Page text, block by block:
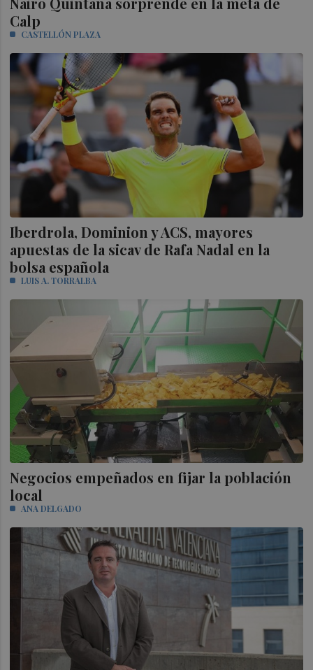
Calp
CASTELLÓN PLAZA
Iberdrola, Dominion y ACS, mayores
apuestas de la sicav de Rafa Nadal en la
bolsa española
LUIS A. TORRALBA
Negocios empeñados en fijar la población
local
ANA DELGADO